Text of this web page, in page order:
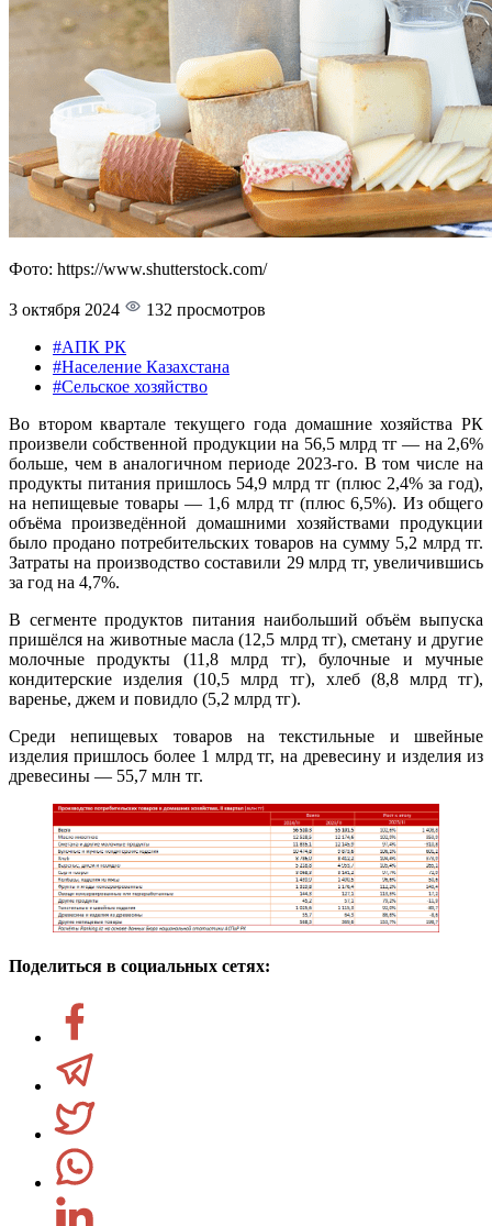
Фото: https://www.shutterstock.com/
3 октября 2024
132 просмотров
#АПК РК
#Население Казахстана
#Сельское хозяйство
Во втором квартале текущего года домашние хозяйства РК
произвели собственной продукции на 56,5 млрд тг — на 2,6%
больше, чем в аналогичном периоде 2023-го. В том числе на
продукты питания пришлось 54,9 млрд тг (плюс 2,4% за год),
на непищевые товары — 1,6 млрд тг (плюс 6,5%). Из общего
объёма произведённой домашними хозяйствами продукции
было продано потребительских товаров на сумму 5,2 млрд тг.
Затраты на производство составили 29 млрд тг, увеличившись
за год на 4,7%.
В сегменте продуктов питания наибольший объём выпуска
пришёлся на животные масла (12,5 млрд тг), сметану и другие
молочные продукты (11,8 млрд тг), булочные и мучные
кондитерские изделия (10,5 млрд тг), хлеб (8,8 млрд тг),
варенье, джем и повидло (5,2 млрд тг).
Среди непищевых товаров на текстильные и швейные
изделия пришлось более 1 млрд тг, на древесину и изделия из
древесины — 55,7 млн тг.
Поделиться в социальных сетях: